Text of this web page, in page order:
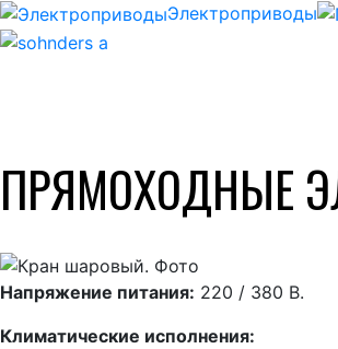
Электроприводы
ПРЯМОХОДНЫЕ
Напряжение питания: 220 / 380 В.
Климатические исполнения: